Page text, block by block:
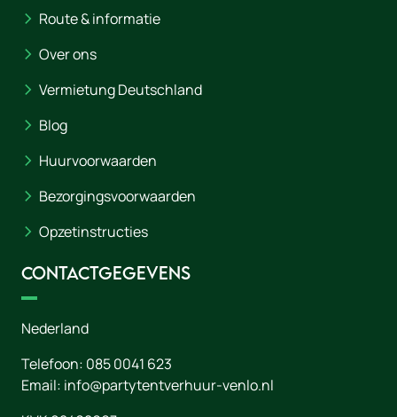
Route & informatie
Over ons
Vermietung Deutschland
Blog
Huurvoorwaarden
Bezorgingsvoorwaarden
Opzetinstructies
Contactgegevens
Nederland
Telefoon: 085 0041 623
Email: info@partytentverhuur-venlo.nl